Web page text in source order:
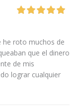
he roto muchos de
que el dinero
de mis
lograr cualquier